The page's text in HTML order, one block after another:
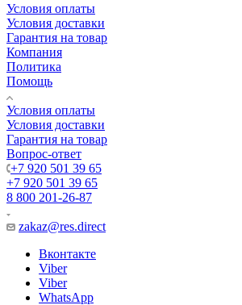
Условия оплаты
Условия доставки
Гарантия на товар
Компания
Политика
Помощь
Условия оплаты
Условия доставки
Гарантия на товар
Вопрос-ответ
+7 920 501 39 65
+7 920 501 39 65
8 800 201-26-87
zakaz@res.direct
Вконтакте
Viber
Viber
WhatsApp